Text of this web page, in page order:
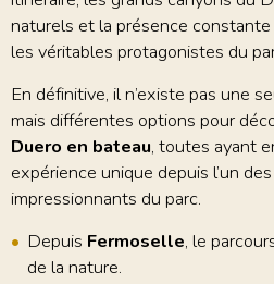
naturels et la présence
les véritables protagonistes du
En définitive, il n’existe pas une
mais différentes options pour
Duero en bateau, toutes ayant
expérience unique depuis l’un
impressionnants du parc.
Depuis Fermoselle, le
de la nature.